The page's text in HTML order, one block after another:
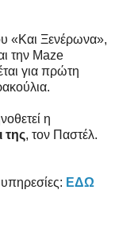
«Και Ξενέρωνα»,
την Maze
για πρώτη
η
της, τον Παστέλ.
ΕΔΩ